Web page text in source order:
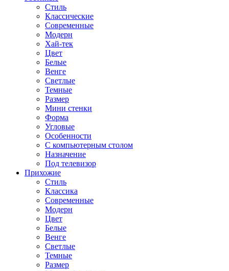
Стиль
Классические
Современные
Модерн
Хай-тек
Цвет
Белые
Венге
Светлые
Темные
Размер
Мини стенки
Форма
Угловые
Особенности
С компьютерным столом
Назначение
Под телевизор
Прихожие
Стиль
Классика
Современные
Модерн
Цвет
Белые
Венге
Светлые
Темные
Размер